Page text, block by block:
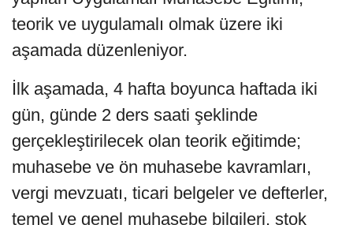
teorik ve uygulamalı olmak üzere iki
aşamada düzenleniyor.
İlk aşamada, 4 hafta boyunca haftada iki
gün, günde 2 ders saati şeklinde
gerçekleştirilecek olan teorik eğitimde;
muhasebe ve ön muhasebe kavramları,
vergi mevzuatı, ticari belgeler ve defterler,
temel ve genel muhasebe bilgileri, stok